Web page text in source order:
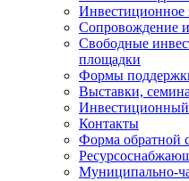
Инвестиционное
Сопровождение
Свободные
площадки
Формы
Выставки,
Инвестиционный
Контакты
Форма обратной
Муниципально-